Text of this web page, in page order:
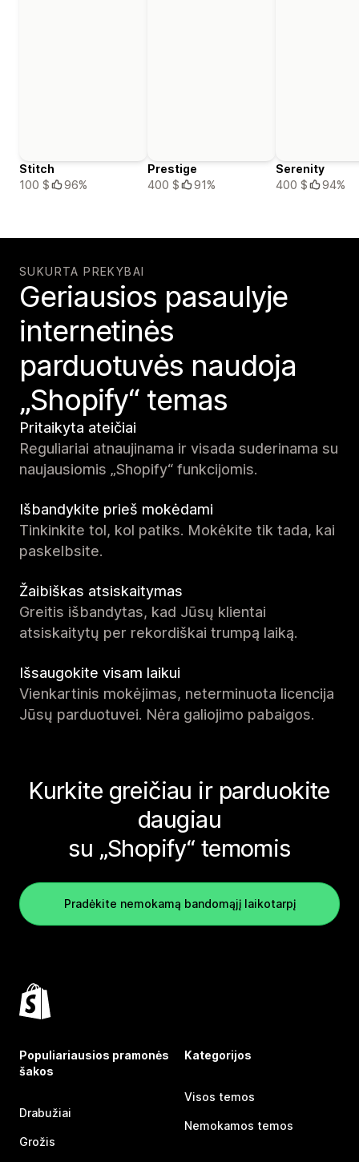
Stitch
100 $
96%
Prestige
400 $
91%
Serenity
400 $
94%
SUKURTA PREKYBAI
Geriausios pasaulyje
internetinės
parduotuvės naudoja
„Shopify“ temas
Pritaikyta ateičiai
Reguliariai atnaujinama ir visada suderinama su
naujausiomis „Shopify“ funkcijomis.
Išbandykite prieš mokėdami
Tinkinkite tol, kol patiks. Mokėkite tik tada, kai
paskelbsite.
Žaibiškas atsiskaitymas
Greitis išbandytas, kad Jūsų klientai
atsiskaitytų per rekordiškai trumpą laiką.
Išsaugokite visam laikui
Vienkartinis mokėjimas, neterminuota licencija
Jūsų parduotuvei. Nėra galiojimo pabaigos.
Kurkite greičiau ir parduokite
daugiau
su „Shopify“ temomis
Pradėkite nemokamą bandomąjį laikotarpį
Populiariausios pramonės
šakos
Drabužiai
Grožis
Kategorijos
Visos temos
Nemokamos temos